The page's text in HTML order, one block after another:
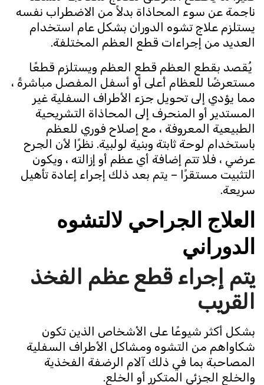
ناجمة عن سوء المحاذاة بدلاً من الاضطراب نفسه
يستلزم علاج تشوه الدوران بشكل عام استخدام
العديد من إجراءات قطع العظم المختلفة.
يُقصد بقطع العظم قطع العظم ويستلزم قطعًا
مستعرضًا للعظام أعلى أو أسفل المفصل مباشرةً ،
مما يؤدي إلى تحويل جزء الأطراف السفلية غير
المستدير أو المنحرف إلى المحاذاة التشريحية
الطبيعية المعروفة ، مع إصلاح فوري للعظم
باستخدام لوحة ثابتة وبنية لولبية. نظرًا لأن الجرح
عرضي ، فلا تتم إضافة أي عظم أو إزالته ، ويكون
التثبيت مستقرًا – يتم بعد ذلك إجراء إعادة تأهيل
سريعة.
العلاج الجراحي لالتشوه
الدوراني
يتم إجراء قطع عظم الفخذ
القريب
بشكل أكثر شيوعًا على الأشخاص الذين تكون
شكاواهم من التشوه ومشاكل الأطراف السفلية
المصاحبة بما في ذلك آلام الرضفة الفخذية
والخلع الجزئي المتكرر أو الخلع.